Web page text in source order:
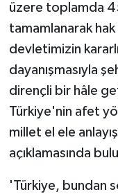
üzere toplamda
tamamlanarak
devletimizin
dayanışmasıyla
dirençli bir hâle
Türkiye'nin afet
millet el ele
açıklamasında
'Türkiye, bundan